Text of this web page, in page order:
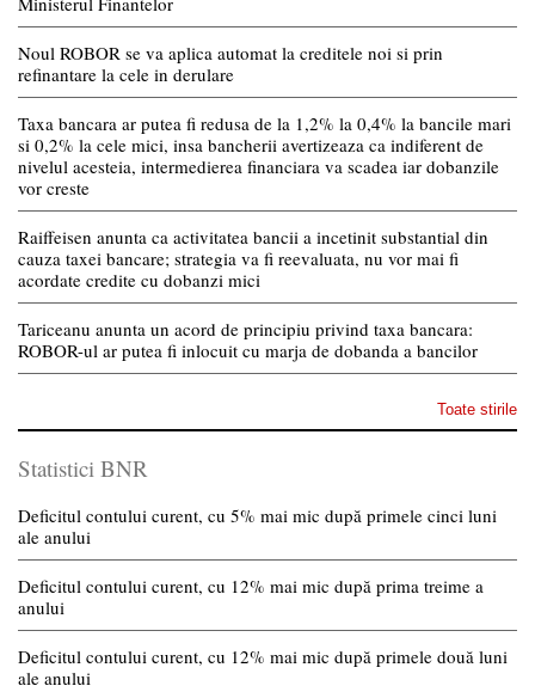
Noul ROBOR se va aplica automat la creditele noi si prin
refinantare la cele in derulare
Taxa bancara ar putea fi redusa de la 1,2% la 0,4% la bancile mari
si 0,2% la cele mici, insa bancherii avertizeaza ca indiferent de
nivelul acesteia, intermedierea financiara va scadea iar dobanzile
vor creste
Raiffeisen anunta ca activitatea bancii a incetinit substantial din
cauza taxei bancare; strategia va fi reevaluata, nu vor mai fi
acordate credite cu dobanzi mici
Tariceanu anunta un acord de principiu privind taxa bancara:
ROBOR-ul ar putea fi inlocuit cu marja de dobanda a bancilor
Toate stirile
Statistici BNR
Deficitul contului curent, cu 5% mai mic după primele cinci luni
ale anului
Deficitul contului curent, cu 12% mai mic după prima treime a
anului
Deficitul contului curent, cu 12% mai mic după primele două luni
ale anului